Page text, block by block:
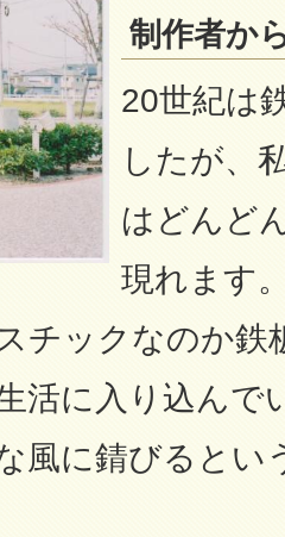
制作者か
20世紀は
したが、
はどんど
現れます
チックなのか鉄
活に入り込んで
風に錆びるとい